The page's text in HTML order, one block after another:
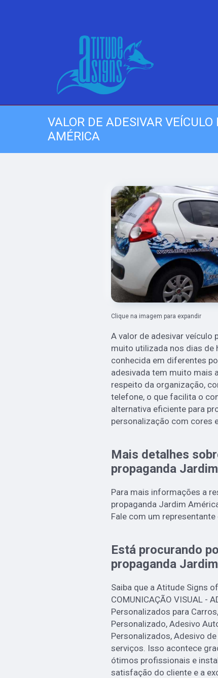
VALOR DE ADESIVAR
AMÉRICA
Clique na imagem para expandir
A valor de adesivar veículo
muito utilizada nos dias de
conhecida em diferentes
adesivada tem muito mais
respeito da organização,
telefone, o que facilita o
alternativa eficiente para
personalização com cores
Mais detalhes
propaganda
Para mais informações a
propaganda Jardim
Fale com um
Está procurando
propaganda
Saiba que a Atitude Signs
COMUNICAÇÃO VISUAL -
Personalizados para
Personalizado, Adesivo
Personalizados, Adesivo
serviços. Isso acontece
ótimos profissionais e
satisfação do cliente e a